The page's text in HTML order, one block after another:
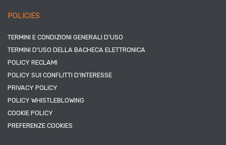
POLICIES
TERMINI E CONDIZIONI GENERALI D’USO
TERMINI D’USO DELLA BACHECA ELETTRONICA
POLICY RECLAMI
POLICY SUI CONFLITTI D’INTERESSE
PRIVACY POLICY
POLICY WHISTLEBLOWING
COOKIE POLICY
PREFERENZE COOKIES